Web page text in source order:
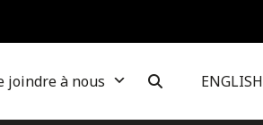
joindre à nous ENGLISH